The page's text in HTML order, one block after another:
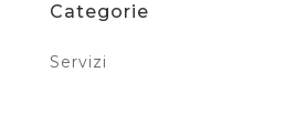
Categorie
Servizi